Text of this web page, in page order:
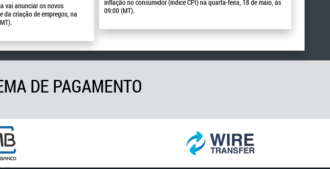
vai anunciar os novos
da criação de empregos, na
inflação no consumidor (índice CPI) na quarta-feira, 18 de maio, às
09:00 (MT).
DE PAGAMENTO